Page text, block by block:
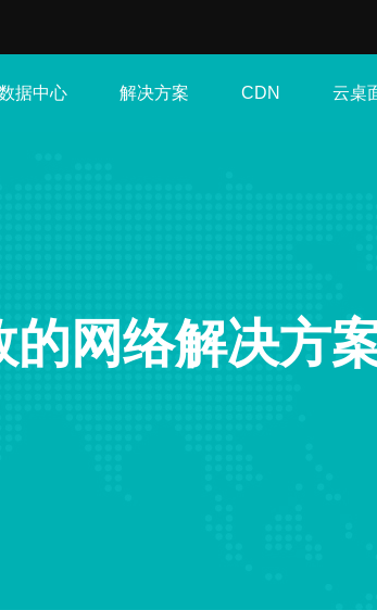
据中心 解决方案 CDN 云桌
网络解决方